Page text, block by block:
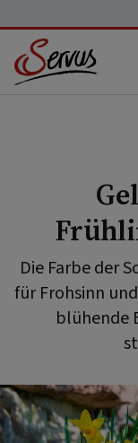
Die Farbe der
für Frohsinn
blühende